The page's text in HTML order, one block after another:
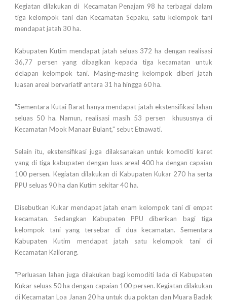
Kegiatan dilakukan di Kecamatan Penajam 98 ha terbagai dalam
tiga kelompok tani dan Kecamatan Sepaku, satu kelompok tani
mendapat jatah 30 ha.
Kabupaten Kutim mendapat jatah seluas 372 ha dengan realisasi
36,77 persen yang dibagikan kepada tiga kecamatan untuk
delapan kelompok tani. Masing-masing kelompok diberi jatah
luasan areal bervariatif antara 31 ha hingga 60 ha.
"Sementara Kutai Barat hanya mendapat jatah ekstensifikasi lahan
seluas 50 ha. Namun, realisasi masih 53 persen khususnya di
Kecamatan Mook Manaar Bulant," sebut Etnawati.
Selain itu, ekstensifikasi juga dilaksanakan untuk komoditi karet
yang di tiga kabupaten dengan luas areal 400 ha dengan capaian
100 persen. Kegiatan dilakukan di Kabupaten Kukar 270 ha serta
PPU seluas 90 ha dan Kutim sekitar 40 ha.
Disebutkan Kukar mendapat jatah enam kelompok tani di empat
kecamatan. Sedangkan Kabupaten PPU diberikan bagi tiga
kelompok tani yang tersebar di dua kecamatan. Sementara
Kabupaten Kutim mendapat jatah satu kelompok tani di
Kecamatan Kaliorang.
"Perluasan lahan juga dilakukan bagi komoditi lada di Kabupaten
Kukar seluas 50 ha dengan capaian 100 persen. Kegiatan dilakukan
di Kecamatan Loa Janan 20 ha untuk dua poktan dan Muara Badak